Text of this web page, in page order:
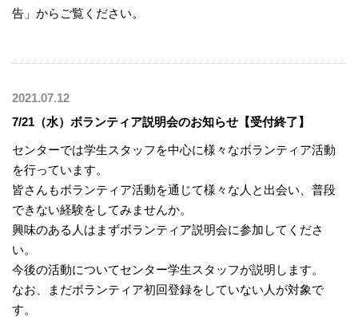
告」からご覧ください。
2021.07.12
7/21（水）ボランティア説明会のお知らせ【受付終了】
センターでは学生スタッフを中心に様々なボランティア活動
を行っています。
皆さんもボランティア活動を通じて様々な人と出会い、普段
できない経験をしてみませんか。
興味のある人はまずボランティア説明会に参加してくださ
い。
今後の活動についてセンター学生スタッフが説明します。
なお、まだボランティア初回登録をしていない人が対象で
す。